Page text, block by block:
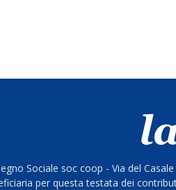
Sociale soc coop - Via del
per questa testata dei